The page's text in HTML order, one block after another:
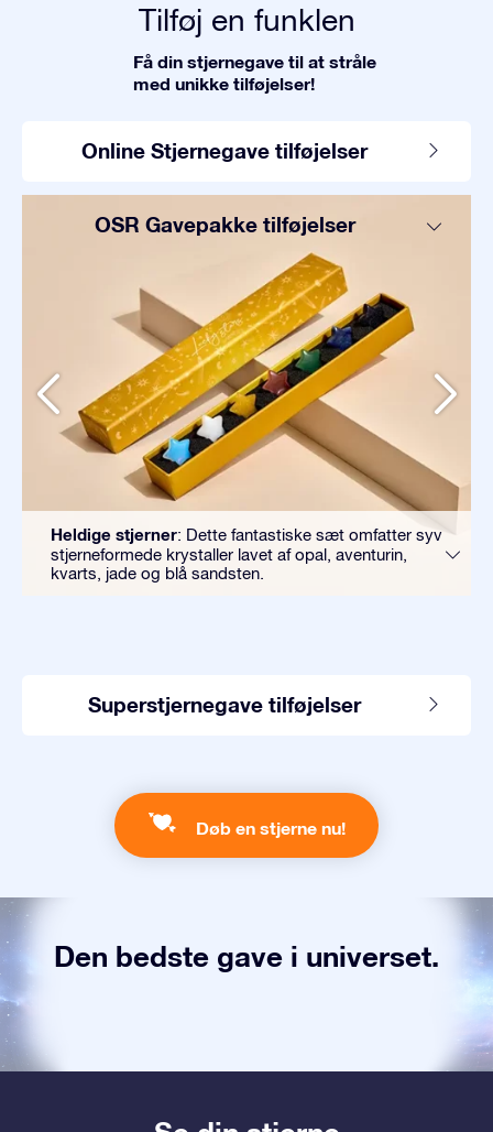
Tilføj en funklen
Få din stjernegave til at stråle
med unikke tilføjelser!
Online Stjernegave tilføjelser
OSR Gavepakke tilføjelser
Heldige stjerner: Dette fantastiske sæt omfatter syv
stjerneformede krystaller lavet af opal, aventurin,
kvarts, jade og blå sandsten.
Superstjernegave tilføjelser
Døb en stjerne nu!
Den bedste gave i universet.